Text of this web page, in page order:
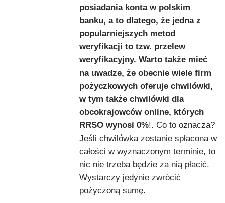
posiadania konta w polskim
banku, a to dlatego, że jedna z
popularniejszych metod
weryfikacji to tzw. przelew
weryfikacyjny. Warto także mieć
na uwadze, że obecnie wiele firm
pożyczkowych oferuje chwilówki,
w tym także chwilówki dla
obcokrajowców online, których
RRSO wynosi 0%!. Co to oznacza?
Jeśli chwilówka zostanie spłacona w
całości w wyznaczonym terminie, to
nic nie trzeba będzie za nią płacić.
Wystarczy jedynie zwrócić
pożyczoną sumę.